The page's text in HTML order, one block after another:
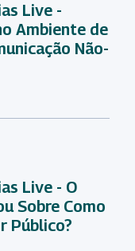
Live -
Ambiente de
Não-
Live - O
Sobre Como
Público?